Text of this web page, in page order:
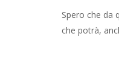
Spero che da
che potrà,